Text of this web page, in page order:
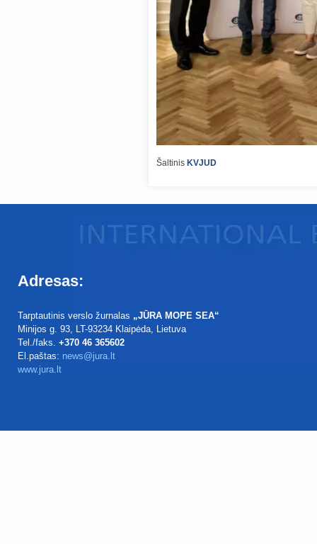
Šaltinis KVJUD
Adresas:
Tarptautinis verslo žurnalas „JŪRA MOPE SEA“
Minijos g. 93, LT-93234 Klaipėda, Lietuva
Tel./faks. +370 46 365602
El.paštas: news@jura.lt
www.jura.lt